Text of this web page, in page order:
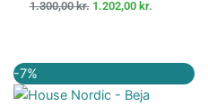
1.300,00kr. 1.202,00 kr.
-7%
oprindelige
pris
aktuelle
pris